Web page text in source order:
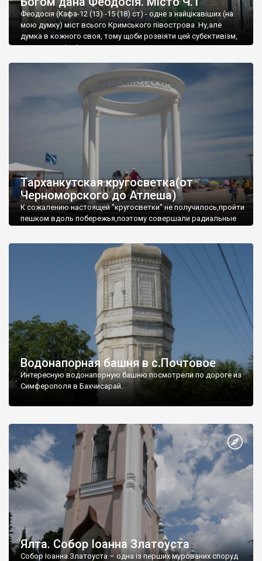
Феодосія (Кафа-12 (13) -15 (18) ст) - одне з найцікавіших (на
мою думку) міст всього Кримського півострова .Ну,але
думка в кожного своя, тому щоби розвіяти цей субєктивізм,
запрошую відвідати це
Тарханкутская кругосветка(от
Черноморского до Атлеша)
К сожалению настоящей "кругосветки" не получилось,пройти
пешком вдоль побережья,поэтому совершали радиальные
Водонапорная башня в с.Почтовое
Интересную водонапорную башню посмотрели по дороге из
Симферополя в Бахчисарай.
Ялта. Собор Іоанна Златоуста
Собор Іоанна Златоуста – одна із перших мурованих споруд